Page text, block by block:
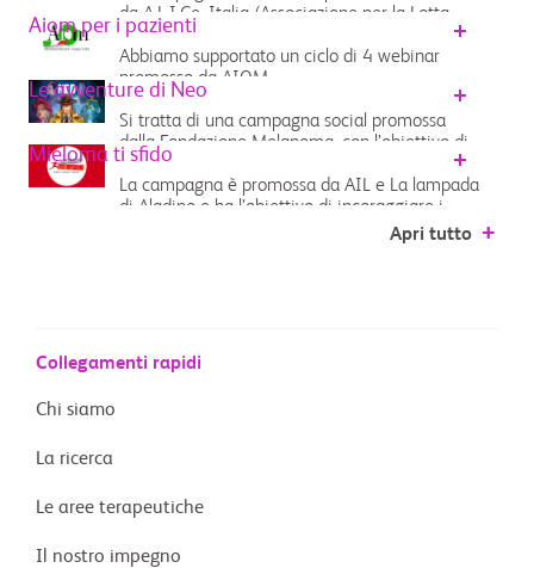
da A.L.I.Ce. Italia (Associazione per la Lotta
all’Ictus Cerebrale) è sostenuta da Bristol
Myers Squibb...
Aiom per i pazienti
Abbiamo supportato un ciclo di 4 webinar
promosso da AIOM...
Le avventure di Neo
Si tratta di una campagna social promossa
dalla Fondazione Melanoma, con l’obiettivo di
fare informazione sul melanoma...
Mieloma ti sfido
La campagna è promossa da AIL e La lampada
di Aladino e ha l’obiettivo di incoraggiare i
pazienti a continuare a lottare contro ilApri tutto
Collegamenti rapidi
Chi siamo
La ricerca
Le aree terapeutiche
Il nostro impegno